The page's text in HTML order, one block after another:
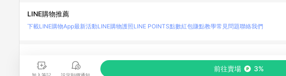
前往賣場 3%
LINE購物推薦
下載LINE購物App最新活動LINE購物護照LINE POINTS點數紅包賺點教學常見問題聯絡我們
LINE 購物是匯集購物情報與商品資訊的整合性平台，並依購物情報中的趨勢與風格做合作網路商家
時間差，請務必點擊商品至各合作網路商家，確認現售價與購物條件，一切資訊以合作廠商網頁為準。